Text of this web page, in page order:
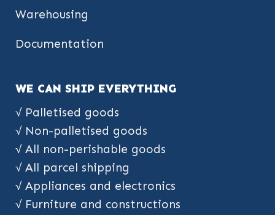
Warehousing
Documentation
WE CAN SHIP EVERYTHING
√ Palletised goods
√ Non-palletised goods
√ All non-perishable goods
√ All parcel shipping
√ Appliances and electronics
√ Furniture and constructions